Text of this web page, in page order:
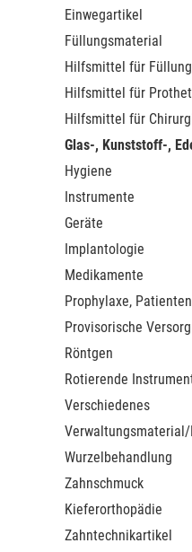
Einwegartikel
Füllungsmaterial
Hilfsmittel für
Hilfsmittel für
Hilfsmittel für
Glas-, Kunststoff-,
Hygiene
Instrumente
Geräte
Implantologie
Medikamente
Prophylaxe,
Provisorische
Röntgen
Rotierende
Verschiedenes
Wurzelbehandlung
Zahnschmuck
Kieferorthopädie
Zahntechnikartikel